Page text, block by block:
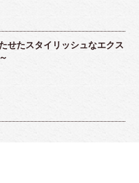
せたスタイリッシュなエクス